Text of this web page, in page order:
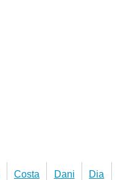
Costa Dani Dia